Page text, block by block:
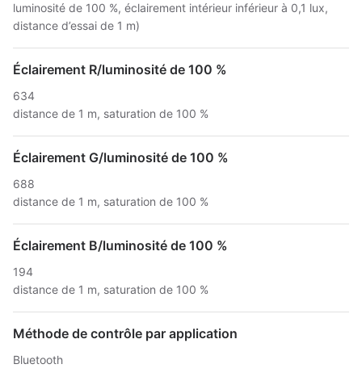
luminosité de 100 %, éclairement intérieur inférieur à 0,1 lux,
distance d’essai de 1 m)
Éclairement R/luminosité de 100 %
634
distance de 1 m, saturation de 100 %
Éclairement G/luminosité de 100 %
688
distance de 1 m, saturation de 100 %
Éclairement B/luminosité de 100 %
194
distance de 1 m, saturation de 100 %
Méthode de contrôle par application
Bluetooth